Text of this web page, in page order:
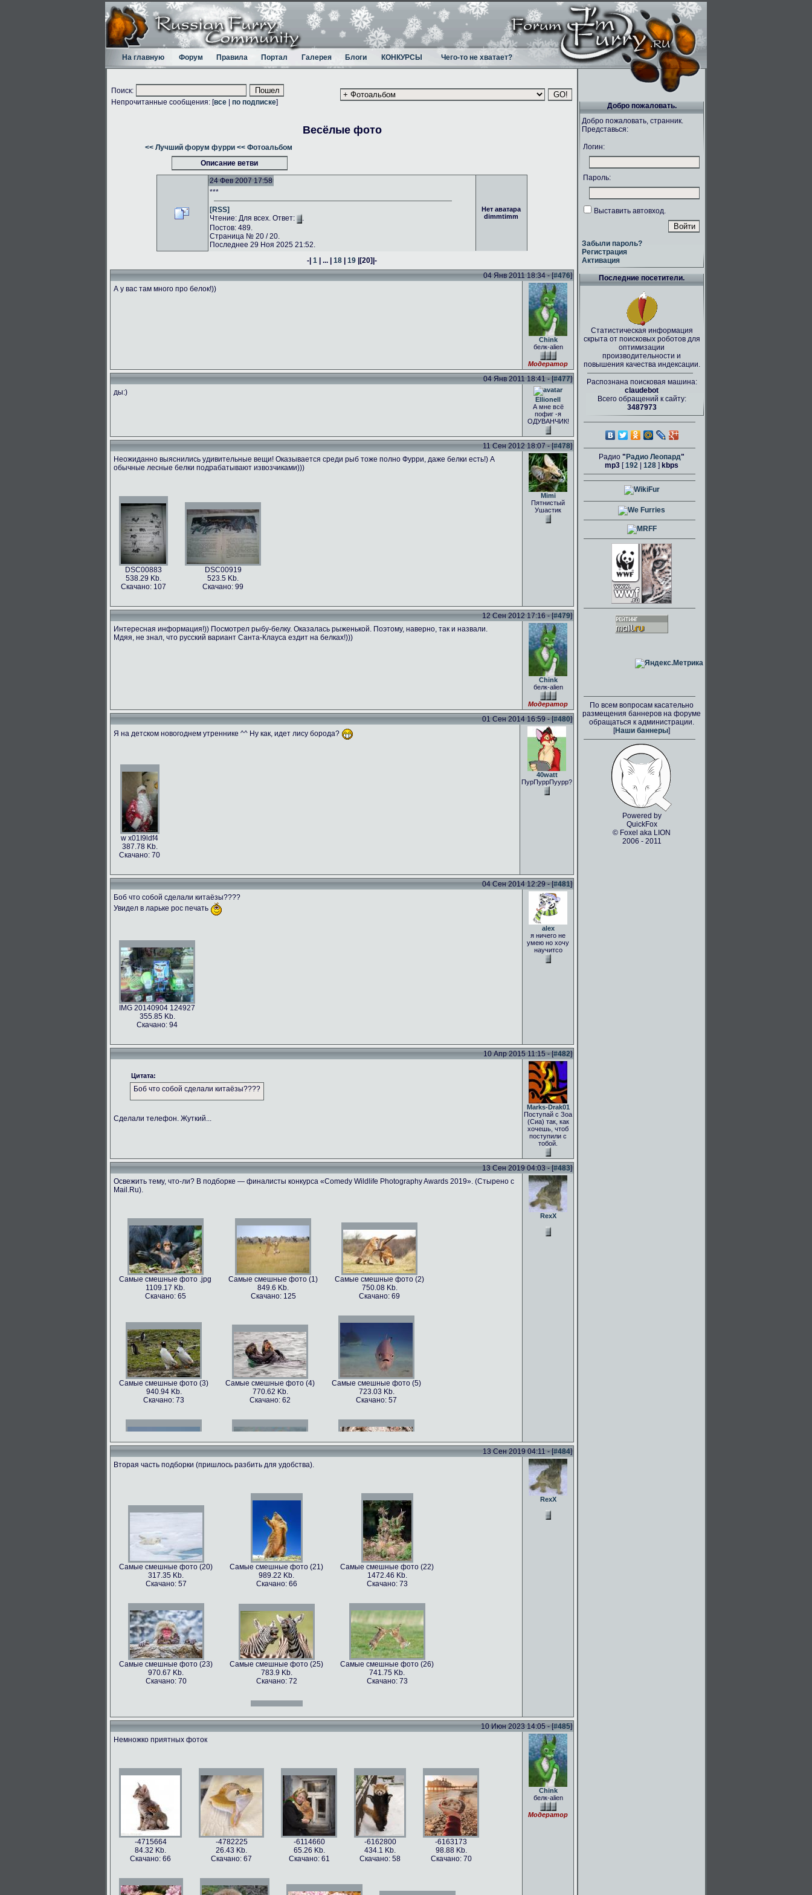
На главную Форум Правила Портал Галерея Блоги КОНКУРСЫ Чего-то не хватает?
Поиск:
Непрочитанные сообщения: [все по подписке]
Весёлые фото
<< Лучший форум фурри << Фотоальбом
Описание ветви
24 Фев 2007 17:58
Нет аватара
dimmtimm
***
[RSS]
Чтение: Для всех. Ответ:
.
Постов: 489.
Страница № 20 / 20.
Последнее 29 Ноя 2025 21:52.
-| 1 | ... | 18 | 19 |[20]|-
04 Янв 2011 18:34 - [#476]
А у вас там много про белок!))
Chink
белк-alien
Модератор
04 Янв 2011 18:41 - [#477]
ды:)
Ellionell
А мне всё
пофиг -я
ОДУВАНЧИК!
11 Сен 2012 18:07 - [#478]
Неожиданно выяснились удивительные вещи! Оказывается среди рыб тоже полно Фурри, даже белки есть!) А
обычные лесные белки подрабатывают извозчиками)))
DSC00883
538.29 Kb.
Скачано: 107
DSC00919
523.5 Kb.
Скачано: 99
Mimi
Пятнистый
Ушастик
12 Сен 2012 17:16 - [#479]
Интересная информация!)) Посмотрел рыбу-белку. Оказалась рыженькой. Поэтому, наверно, так и назвали.
Мдяя, не знал, что русский вариант Санта-Клауса ездит на белках!)))
Chink
белк-alien
Модератор
01 Сен 2014 16:59 - [#480]
Я на детском новогоднем утреннике ^^ Ну как, идет лису борода?
w x01I9ldf4
387.78 Kb.
Скачано: 70
40watt
ПурПуррПуурр?
04 Сен 2014 12:29 - [#481]
Боб что собой сделали китаёзы????
Увидел в ларьке рос печать
IMG 20140904 124927
355.85 Kb.
Скачано: 94
alex
я ничего не
умею но хочу
научитсо
10 Апр 2015 11:15 - [#482]
Цитата:
Боб что собой сделали китаёзы????
Сделали телефон. Жуткий...
Marks-Drak01
Поступай с Зоа
(Сиа) так, как
хочешь, чтоб
поступили с
тобой.
13 Сен 2019 04:03 - [#483]
Освежить тему, что-ли? В подборке — финалисты конкурса «Comedy Wildlife Photography Awards 2019». (Стырено с
Mail.Ru).
Самые смешные фото .jpg
1109.17 Kb.
Скачано: 65
Самые смешные фото (1)
849.6 Kb.
Скачано: 125
Самые смешные фото (2)
750.08 Kb.
Скачано: 69
Самые смешные фото (3)
940.94 Kb.
Скачано: 73
Самые смешные фото (4)
770.62 Kb.
Скачано: 62
Самые смешные фото (5)
723.03 Kb.
Скачано: 57
Самые смешные фото (9)
562.79 Kb.
Самые смешные фото (10)
899.22 Kb.
Самые смешные фото (11)
814.79 Kb.
996.47 Kb.
Скачано: 71
Самые смешные фото (15)
809.97 Kb.
Скачано: 68
Самые смешные фото (16)
674.29 Kb.
Скачано: 79
Самые смешные фото (17)
213.46 Kb.
Скачано: 66
RexX
13 Сен 2019 04:11 - [#484]
Вторая часть подборки (пришлось разбить для удобства).
Самые смешные фото (20)
317.35 Kb.
Скачано: 57
Самые смешные фото (21)
989.22 Kb.
Скачано: 66
Самые смешные фото (22)
1472.46 Kb.
Скачано: 73
Самые смешные фото (23)
970.67 Kb.
Скачано: 70
Самые смешные фото (25)
783.9 Kb.
Скачано: 72
Самые смешные фото (26)
741.75 Kb.
Скачано: 73
Самые смешные фото (27)
Скачано: 61
Самые смешные фото (28)
1158.5 Kb.
Скачано: 76
Самые смешные фото (30)
1018.75 Kb.
Скачано: 75
Самые смешные фото (31)
626.42 Kb.
Скачано: 77
Самые смешные фото (33)
1054 Kb.
Скачано: 85
Скачано: 67
RexX
10 Июн 2023 14:05 - [#485]
Немножко приятных фоток
-4715664
84.32 Kb.
Скачано: 66
-4782225
26.43 Kb.
Скачано: 67
-6114660
65.26 Kb.
Скачано: 61
-6162800
434.1 Kb.
Скачано: 58
-6163173
98.88 Kb.
Скачано: 70
Chink
белк-alien
Модератор
Добро пожаловать.
Добро пожаловать, странник.
Представься:
Логин:
Пароль:
Выставить автовход.
Забыли пароль?
Регистрация
Активация
Последние посетители.
Статистическая информация
скрыта от поисковых роботов для
оптимизации
производительности и
повышения качества индексации.
Распознана поисковая машина:
claudebot
Всего обращений к сайту:
3487973
Радио " Радио Леопард"
mp3 [192 128 ] kbps
По всем вопросам касательно
размещения баннеров на форуме
обращаться к администрации.
[Наши баннеры]
Powered by
QuickFox
© Foxel aka LION
2006 - 2011